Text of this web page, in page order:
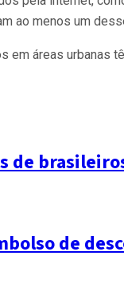
ao menos um
em áreas urbanas
de
de